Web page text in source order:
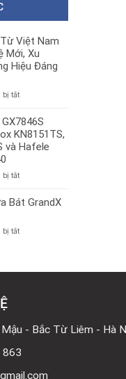
Việt Nam
Mới, Xu
Hiệu Đáng
bị tắtở
Trường
Bếp
Từ
2026:
Nghệ
Hướng
Hiệu
KN8151TS,
và Hafele
bị tắtở
sánh
Smooth
HS25-
540
Bát GrandX
bị tắtở
Bosch
- Bắc Từ Liêm - Hà
863